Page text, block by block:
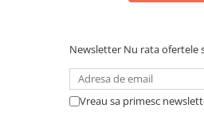
Newsletter Nu rata ofertele
Vreau sa primesc